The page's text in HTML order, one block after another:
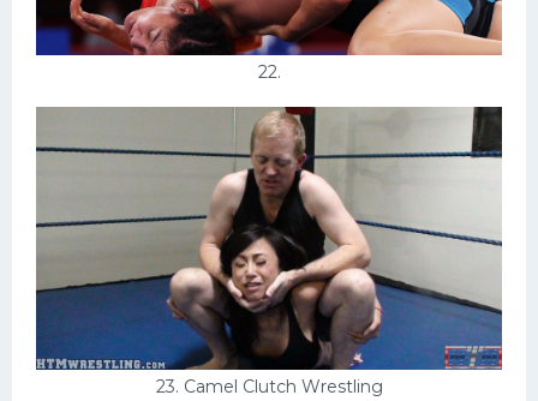
22.
23. Camel Clutch Wrestling